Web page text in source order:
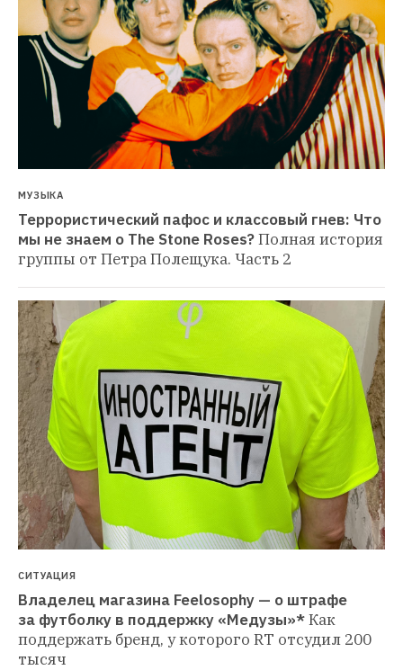
МУЗЫКА
Террористический пафос и классовый гнев: Что
мы не знаем о The Stone Roses?Полная история
группы от Петра Полещука. Часть 2
СИТУАЦИЯ
Владелец магазина Feelosophy — о штрафе
за футболку в поддержку «Медузы»*Как
поддержать бренд, у которого RT отсудил 200
тысяч